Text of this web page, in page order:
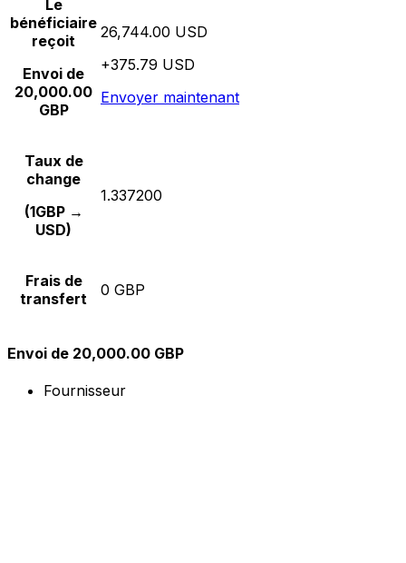
Le
bénéficiaire
reçoit
Envoi de
20,000.00
GBP
26,744.00 USD
+375.79 USD
Envoyer maintenant
Taux de
change
(1GBP →
USD)
1.337200
Frais de
transfert
0 GBP
Envoi de 20,000.00 GBP
Fournisseur